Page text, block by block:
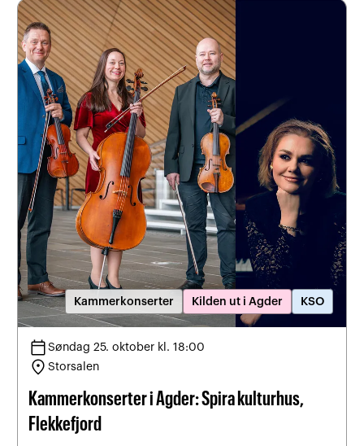
Kammerkonserter Kilden ut i Agder KSO
calendar_today Søndag 25. oktober kl. 18:00
location_on Storsalen
Kammerkonserter i Agder: Spira kulturhus,
Flekkefjord